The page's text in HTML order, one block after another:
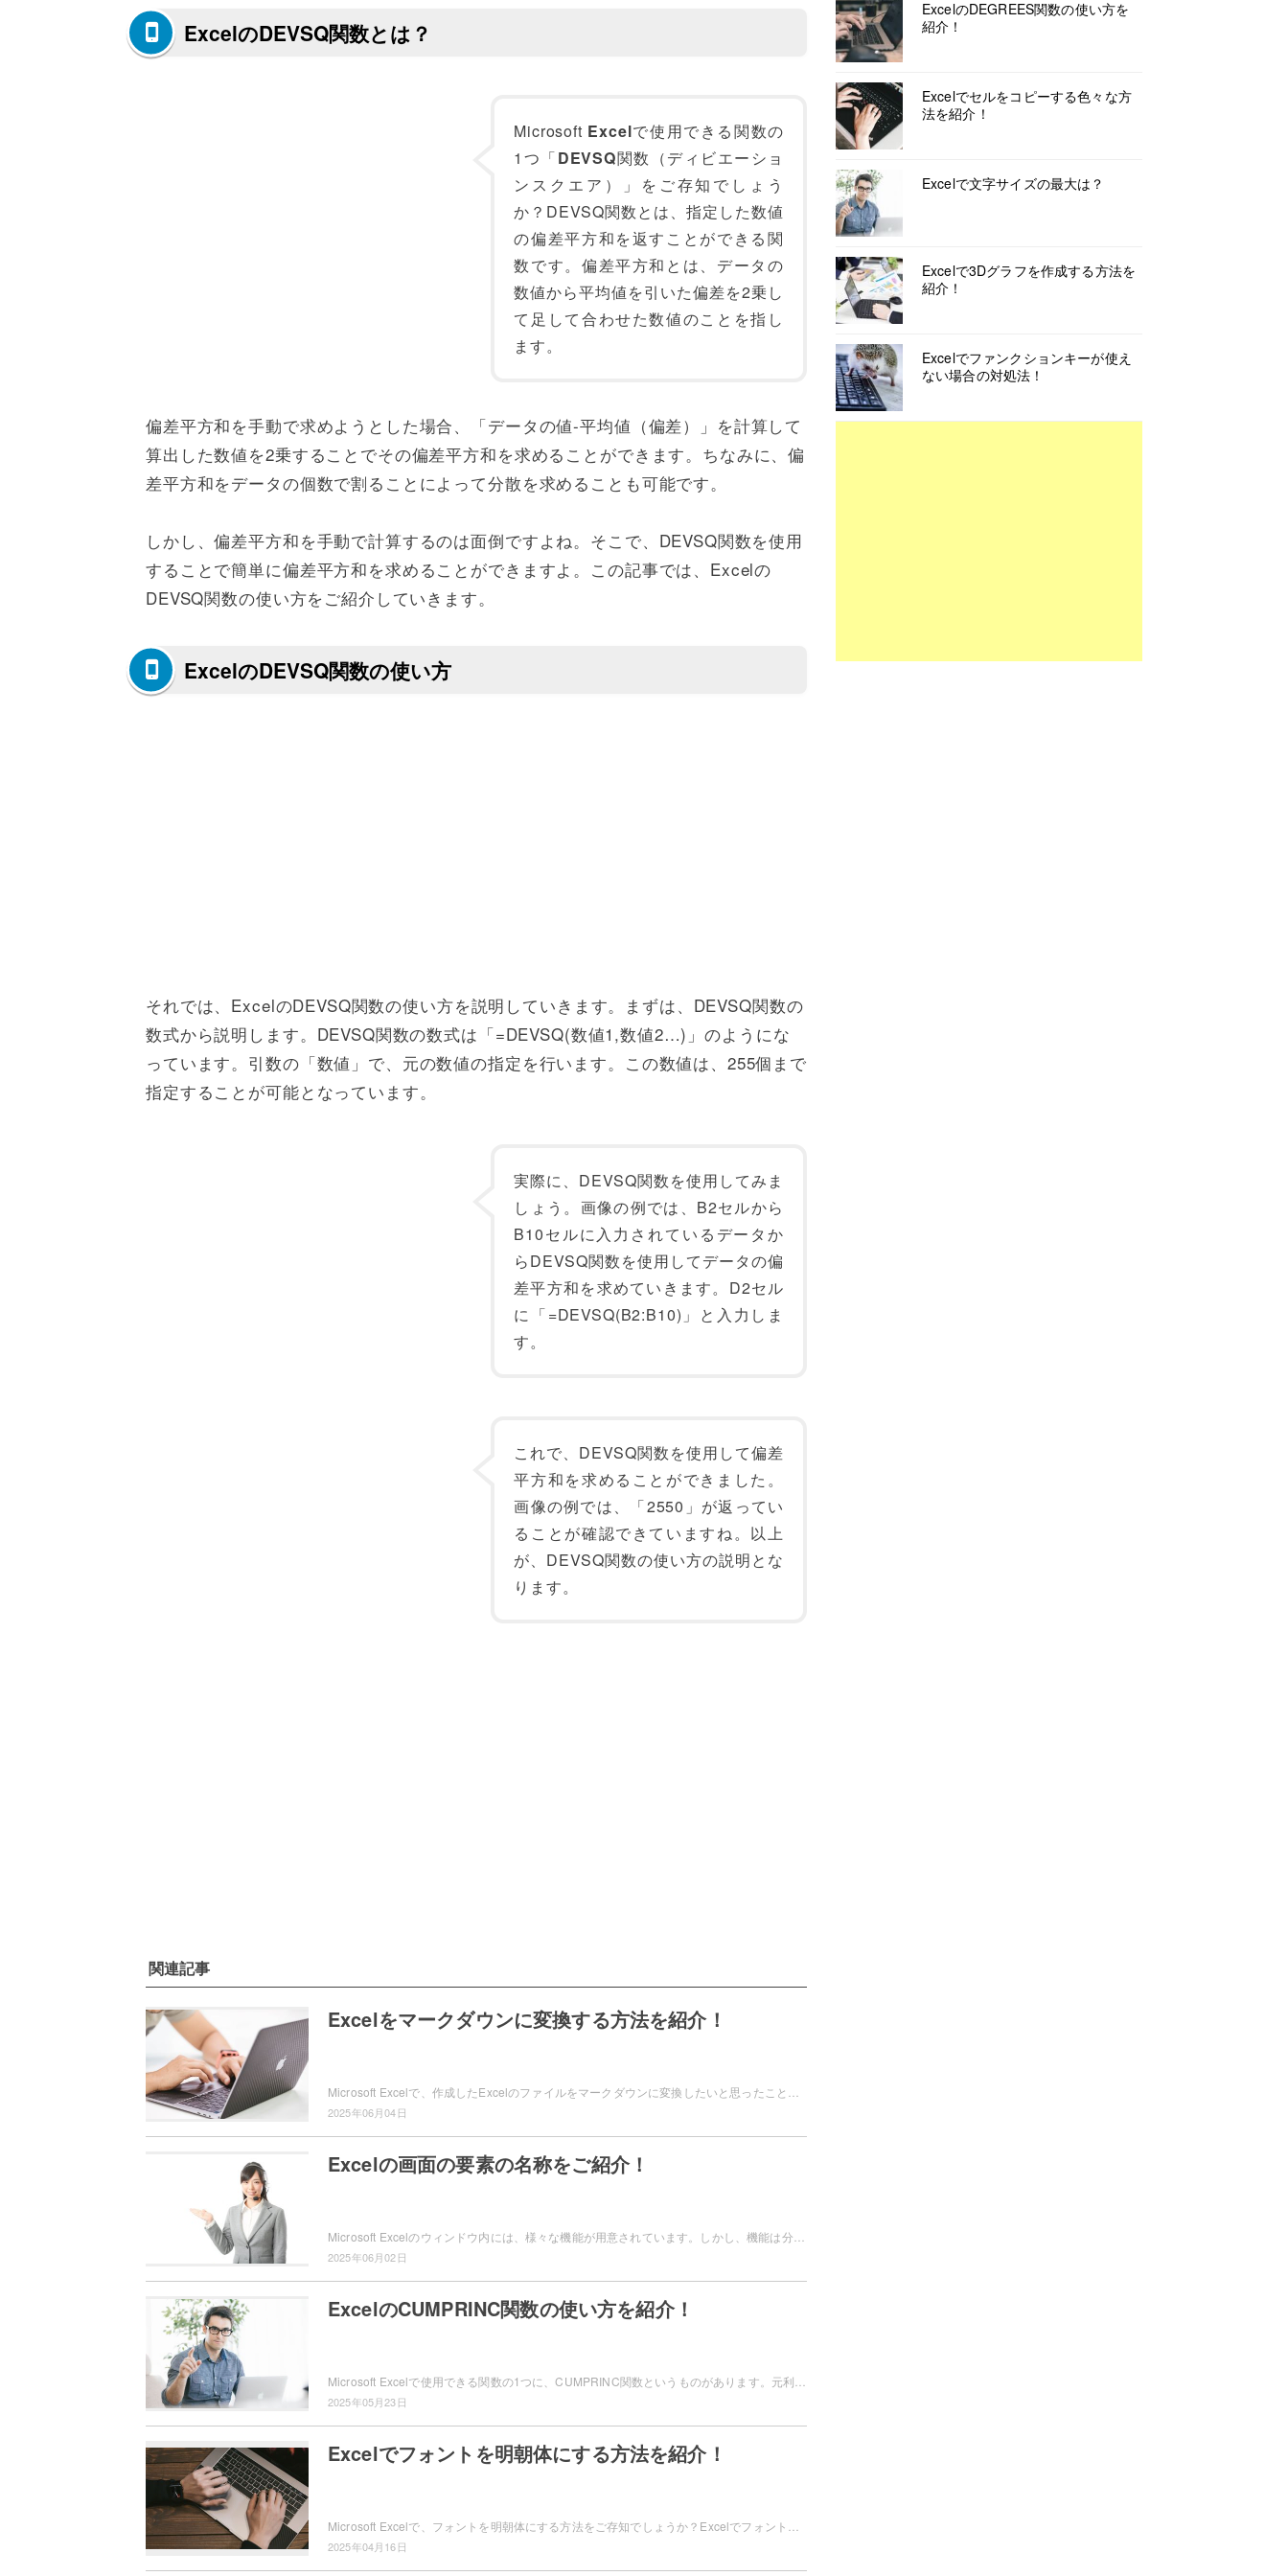
ExcelのDEVSQ関数とは？
Microsoft Excelで使用できる関数の
1つ「DEVSQ関数（ディビエーショ
ンスクエア）」をご存知でしょう
か？DEVSQ関数とは、指定した数値
の偏差平方和を返すことができる関
数です。偏差平方和とは、データの
数値から平均値を引いた偏差を2乗し
て足して合わせた数値のことを指し
ます。
偏差平方和を手動で求めようとした場合、「データの値-平均値（偏差）」を計算して
算出した数値を2乗することでその偏差平方和を求めることができます。ちなみに、偏
差平方和をデータの個数で割ることによって分散を求めることも可能です。
しかし、偏差平方和を手動で計算するのは面倒ですよね。そこで、DEVSQ関数を使用
することで簡単に偏差平方和を求めることができますよ。この記事では、Excelの
DEVSQ関数の使い方をご紹介していきます。
ExcelのDEVSQ関数の使い方
それでは、ExcelのDEVSQ関数の使い方を説明していきます。まずは、DEVSQ関数の
数式から説明します。DEVSQ関数の数式は「=DEVSQ(数値1,数値2…)」のようにな
っています。引数の「数値」で、元の数値の指定を行います。この数値は、255個まで
指定することが可能となっています。
実際に、DEVSQ関数を使用してみま
しょう。画像の例では、B2セルから
B10セルに入力されているデータか
らDEVSQ関数を使用してデータの偏
差平方和を求めていきます。D2セル
に「=DEVSQ(B2:B10)」と入力しま
す。
これで、DEVSQ関数を使用して偏差
平方和を求めることができました。
画像の例では、「2550」が返ってい
ることが確認できていますね。以上
が、DEVSQ関数の使い方の説明とな
ります。
関連記事
Excelをマークダウンに変換する方法を紹介！
2025年06月04日
Excelの画面の要素の名称をご紹介！
2025年06月02日
ExcelのCUMPRINC関数の使い方を紹介！
2025年05月23日
Excelでフォントを明朝体にする方法を紹介！
2025年04月16日
ExcelのDEGREES関数の使い方を
紹介！
Excelでセルをコピーする色々な方
法を紹介！
Excelで文字サイズの最大は？
Excelで3Dグラフを作成する方法を
紹介！
Excelでファンクションキーが使え
ない場合の対処法！